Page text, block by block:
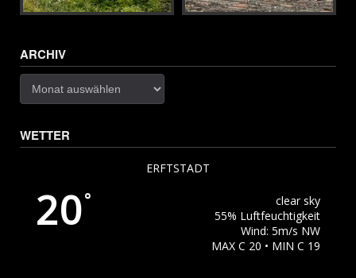
ARCHIV
WETTER
ERFTSTADT
20°
clear sky
55% Luftfeuchtigkeit
Wind: 5m/s NW
MAX C 20 • MIN C 19